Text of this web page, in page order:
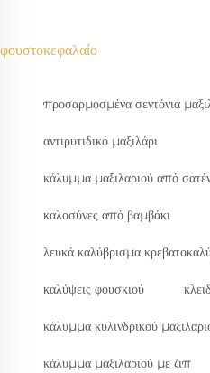
φουστοκεφαλαίο
προσαρμοσμένα σεντόνια
αντιρυτιδικό μαξιλάρι
κάλυμμα μαξιλαριού από
καλοσύνες από βαμβάκι
λευκά καλύβρισμα
καλύψεις φουσκιού
κάλυμμα κυλινδρικού
κάλυμμα μαξιλαριού με ζιπ